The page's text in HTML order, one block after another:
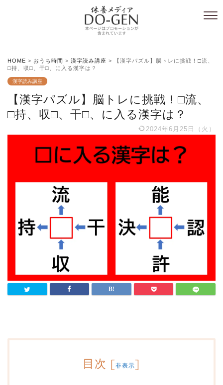
HOME > おうち時間 > 漢字読み講座 >
【漢字パズル】脳トレに挑戦！□流、
□持、収□、干□、に入る漢字は？
漢字読み講座
【漢字パズル】脳トレに挑戦！□流、
□持、収□、干□、に入る漢字は？
2024年6月25日（火）
目次 [非表示]